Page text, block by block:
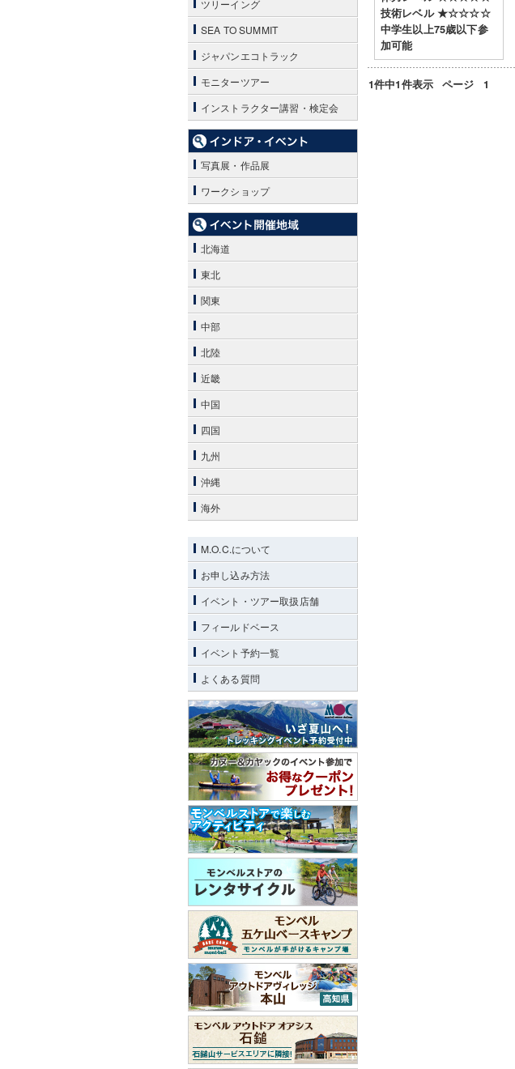
技術レベル ★☆☆☆☆
中学生以上75歳以下参
加可能
1件中1件表示 ページ 1
ツリーイング
SEA TO SUMMIT
ジャパンエコトラック
モニターツアー
インストラクター講習・検定会
写真展・作品展
ワークショップ
北海道
東北
関東
中部
北陸
近畿
中国
四国
九州
沖縄
海外
M.O.C.について
お申し込み方法
イベント・ツアー取扱店舗
フィールドベース
イベント予約一覧
よくある質問